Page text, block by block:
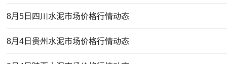
8月5日四川水泥市场价格行情动态
8月4日贵州水泥市场价格行情动态